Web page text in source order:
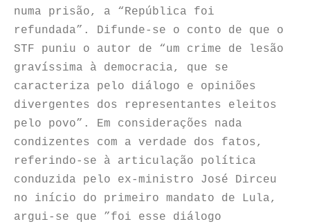
numa prisão, a “República foi
refundada”. Difunde-se o conto de que o
STF puniu o autor de “um crime de lesão
gravíssima à democracia, que se
caracteriza pelo diálogo e opiniões
divergentes dos representantes eleitos
pelo povo”. Em considerações nada
condizentes com a verdade dos fatos,
referindo-se à articulação política
conduzida pelo ex-ministro José Dirceu
no início do primeiro mandato de Lula,
argui-se que ”foi esse diálogo